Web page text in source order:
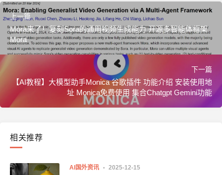
上一篇
Mora来了！复刻Sora的通用视频生成能力 开源多智能体框架
Mora
下一篇
【AI教程】大模型助手Monica 谷歌插件 功能介绍 安装使用地
址 Monica免费使用 集合Chatgpt Gemini功能
相关推荐
AI国外资讯 2025-12-15